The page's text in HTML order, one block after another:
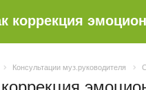
Консультации муз.руководителя